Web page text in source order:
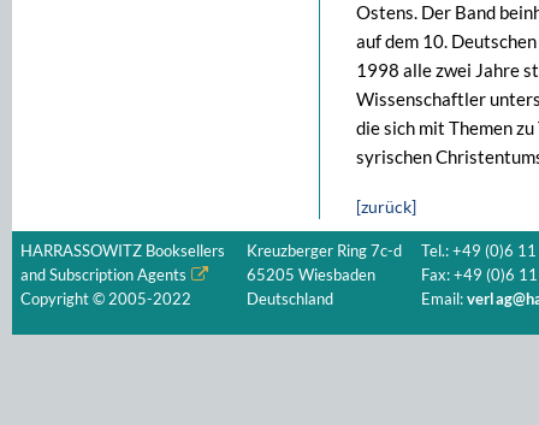
Ostens. Der Band
auf dem 10.
1998 alle zwei Jahre
Wissenschaftler
die sich mit Themen
syrischen
[zurück]
HARRASSOWITZ Booksellers
and Subscription Agents
Copyright © 2005-2022
Kreuzberger Ring 7c-d
65205 Wiesbaden
Deutschland
Tel.: +49 (0)6
Fax: +49 (0)6
Email: